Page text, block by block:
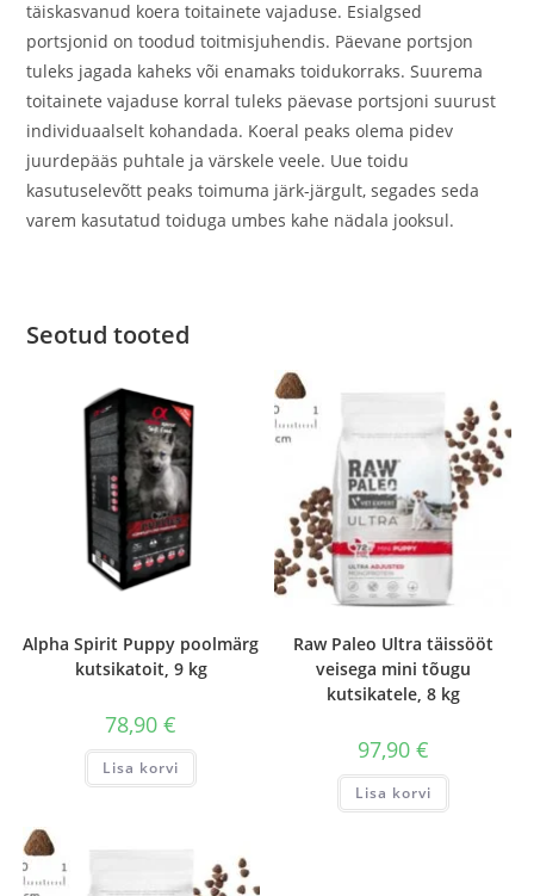
täiskasvanud koera toitainete vajaduse. Esialgsed
portsjonid on toodud toitmisjuhendis. Päevane portsjon
tuleks jagada kaheks või enamaks toidukorraks. Suurema
toitainete vajaduse korral tuleks päevase portsjoni suurust
individuaalselt kohandada. Koeral peaks olema pidev
juurdepääs puhtale ja värskele veele. Uue toidu
kasutuselevõtt peaks toimuma järk-järgult, segades seda
varem kasutatud toiduga umbes kahe nädala jooksul.
Seotud tooted
Alpha Spirit Puppy poolmärg
kutsikatoit, 9 kg
78,90€
Lisa korvi
Raw Paleo Ultra täissööt
veisega mini tõugu
kutsikatele, 8 kg
97,90 €
Lisa korvi